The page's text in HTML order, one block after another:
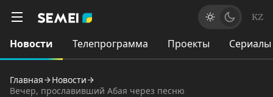
KZ
Новости Телепрограмма Проекты Сериалы
Главная
Новости
Вечер, прославивший Абая через песню